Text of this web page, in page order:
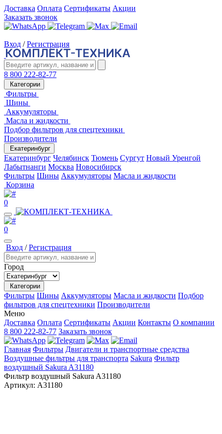
Доставка Оплата Сертификаты Акции
Заказать звонок
Вход / Регистрация
8 800 222-82-77
Категории
Фильтры
Шины
Аккумуляторы
Масла и жидкости
Подбор фильтров для спецтехники
Производители
Екатеринбург
Екатеринбург Челябинск Тюмень Сургут Новый Уренгой
Лабытнанги Москва Новосибирск
Фильтры Шины Аккумуляторы Масла и жидкости
Корзина
0
0
Вход /Регистрация
Город
Категории
Фильтры Шины Аккумуляторы Масла и жидкости Подбор
фильтров для спецтехники Производители
Меню
Доставка Оплата Сертификаты Акции Контакты О компании
8 800 222-82-77 Заказать звонок
Главная Фильтры Двигатели и транспортные средства
Воздушные фильтры для транспорта Sakura Фильтр
воздушный Sakura A31180
Фильтр воздушный Sakura A31180
Артикул: A31180